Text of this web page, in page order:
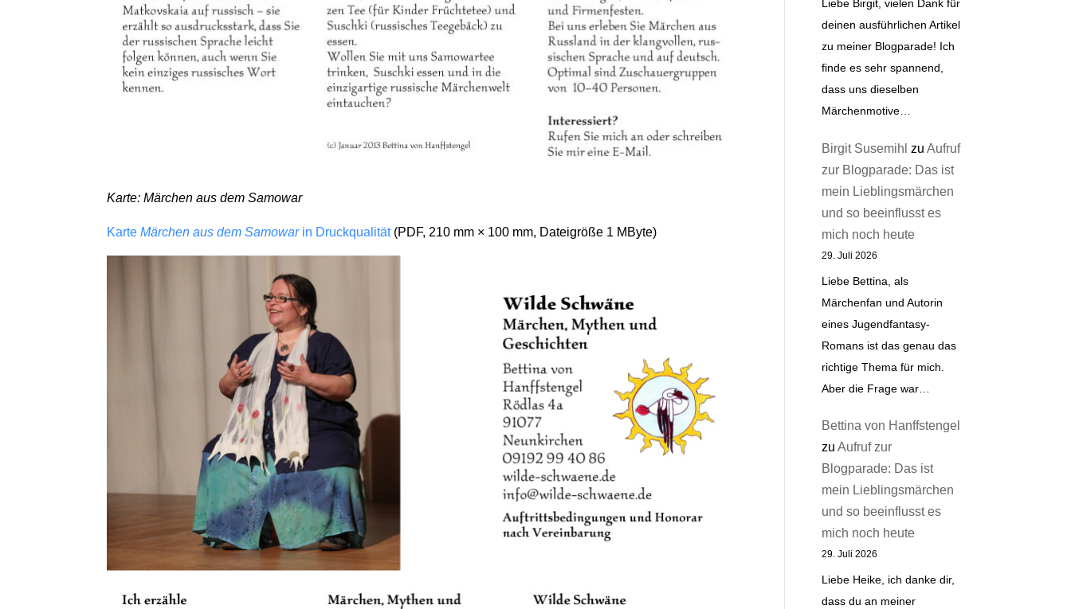
Karte: Märchen aus dem Samowar
KarteMärchen aus dem Samowarin Druckqualität(PDF, 210 mm × 100 mm, Dateigröße 1 MByte)
Liebe Birgit, vielen Dank für
deinen ausführlichen Artikel
zu meiner Blogparade! Ich
finde es sehr spannend,
dass uns dieselben
Märchenmotive…
Birgit Susemihl zuAufruf
zur Blogparade: Das ist
mein Lieblingsmärchen
und so beeinflusst es
mich noch heute
29. Juli 2026
Liebe Bettina, als
Märchenfan und Autorin
eines Jugendfantasy-
Romans ist das genau das
richtige Thema für mich.
Aber die Frage war…
Bettina von Hanffstengel
zuAufruf zur
Blogparade: Das ist
mein Lieblingsmärchen
und so beeinflusst es
mich noch heute
29. Juli 2026
Liebe Heike, ich danke dir,
dass du an meiner